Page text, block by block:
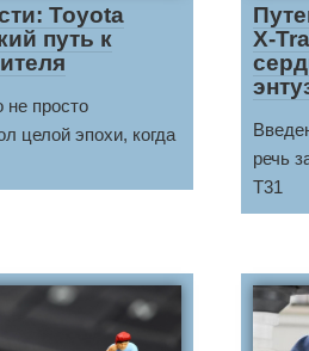
Toyota
путь к
не просто
целой эпохи, когда
X-
речь
T31